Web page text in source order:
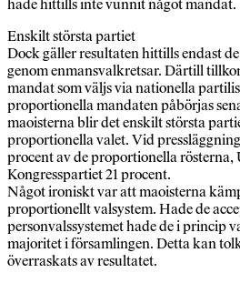
hade hittills inte vunnit något mandat.
Enskilt största partiet
Dock gäller resultaten hittills endast
genom enmansvalkretsar. Därtill
mandat som väljs via nationella
proportionella mandaten påbörjas
maoisterna blir det enskilt största
proportionella valet. Vid
procent av de proportionella rösterna,
Kongresspartiet 21 procent.
Något ironiskt var att maoisterna
proportionellt valsystem. Hade de
personvalssystemet hade de i princip
majoritet i församlingen. Detta kan
överraskats av resultatet.